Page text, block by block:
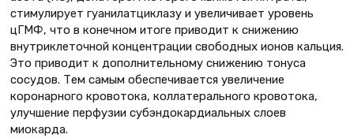
стимулирует гуанилатциклазу и увеличивает уровень
цГМФ, что в конечном итоге приводит к снижению
внутриклеточной концентрации свободных ионов кальция.
Это приводит к дополнительному снижению тонуса
сосудов. Тем самым обеспечивается увеличение
коронарного кровотока, коллатерального кровотока,
улучшение перфузии субэндокардиальных слоев
миокарда.